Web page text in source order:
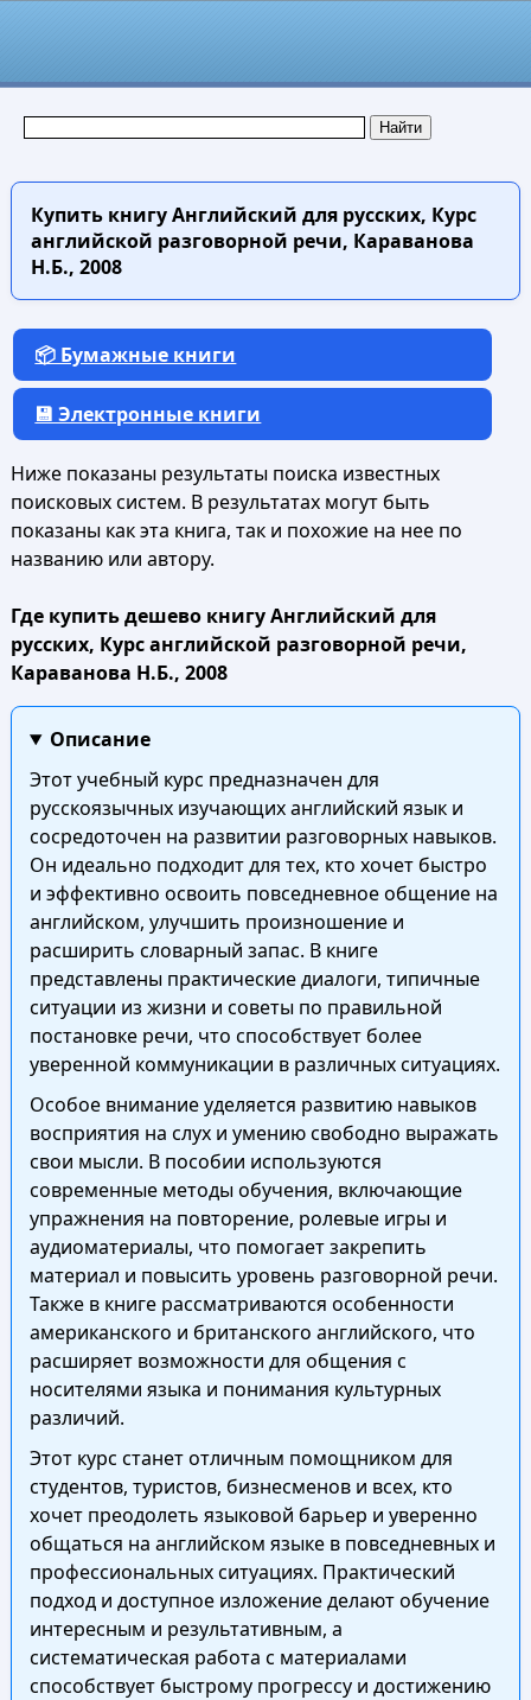
Купить книгуАнглийский для русских, Курс
английской разговорной речи, Караванова
Н.Б., 2008
📦 Бумажные книги
💾 Электронные книги
Ниже показаны результаты поиска известных
поисковых систем. В результатах могут быть
показаны как эта книга, так и похожие на нее по
названию или автору.
Где купить дешево книгу Английский для
русских, Курс английской разговорной речи,
Караванова Н.Б., 2008
Описание
Этот учебный курс предназначен для
русскоязычных изучающих английский язык и
сосредоточен на развитии разговорных навыков.
Он идеально подходит для тех, кто хочет быстро
и эффективно освоить повседневное общение на
английском, улучшить произношение и
расширить словарный запас. В книге
представлены практические диалоги, типичные
ситуации из жизни и советы по правильной
постановке речи, что способствует более
уверенной коммуникации в различных ситуациях.
Особое внимание уделяется развитию навыков
восприятия на слух и умению свободно выражать
свои мысли. В пособии используются
современные методы обучения, включающие
упражнения на повторение, ролевые игры и
аудиоматериалы, что помогает закрепить
материал и повысить уровень разговорной речи.
Также в книге рассматриваются особенности
американского и британского английского, что
расширяет возможности для общения с
носителями языка и понимания культурных
различий.
Этот курс станет отличным помощником для
студентов, туристов, бизнесменов и всех, кто
хочет преодолеть языковой барьер и уверенно
общаться на английском языке в повседневных и
профессиональных ситуациях. Практический
подход и доступное изложение делают обучение
интересным и результативным, а
систематическая работа с материалами
способствует быстрому прогрессу и достижению